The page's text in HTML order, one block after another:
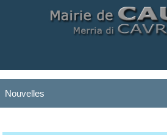
Nouvelles